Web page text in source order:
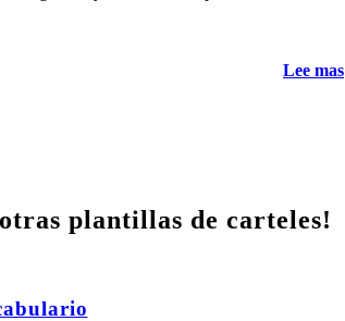
Lee mas
plantillas de carteles!